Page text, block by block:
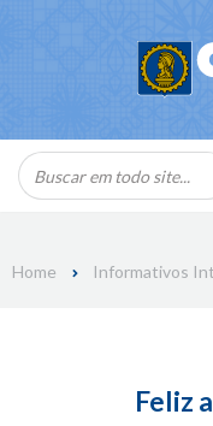
Home Informativos
Feliz